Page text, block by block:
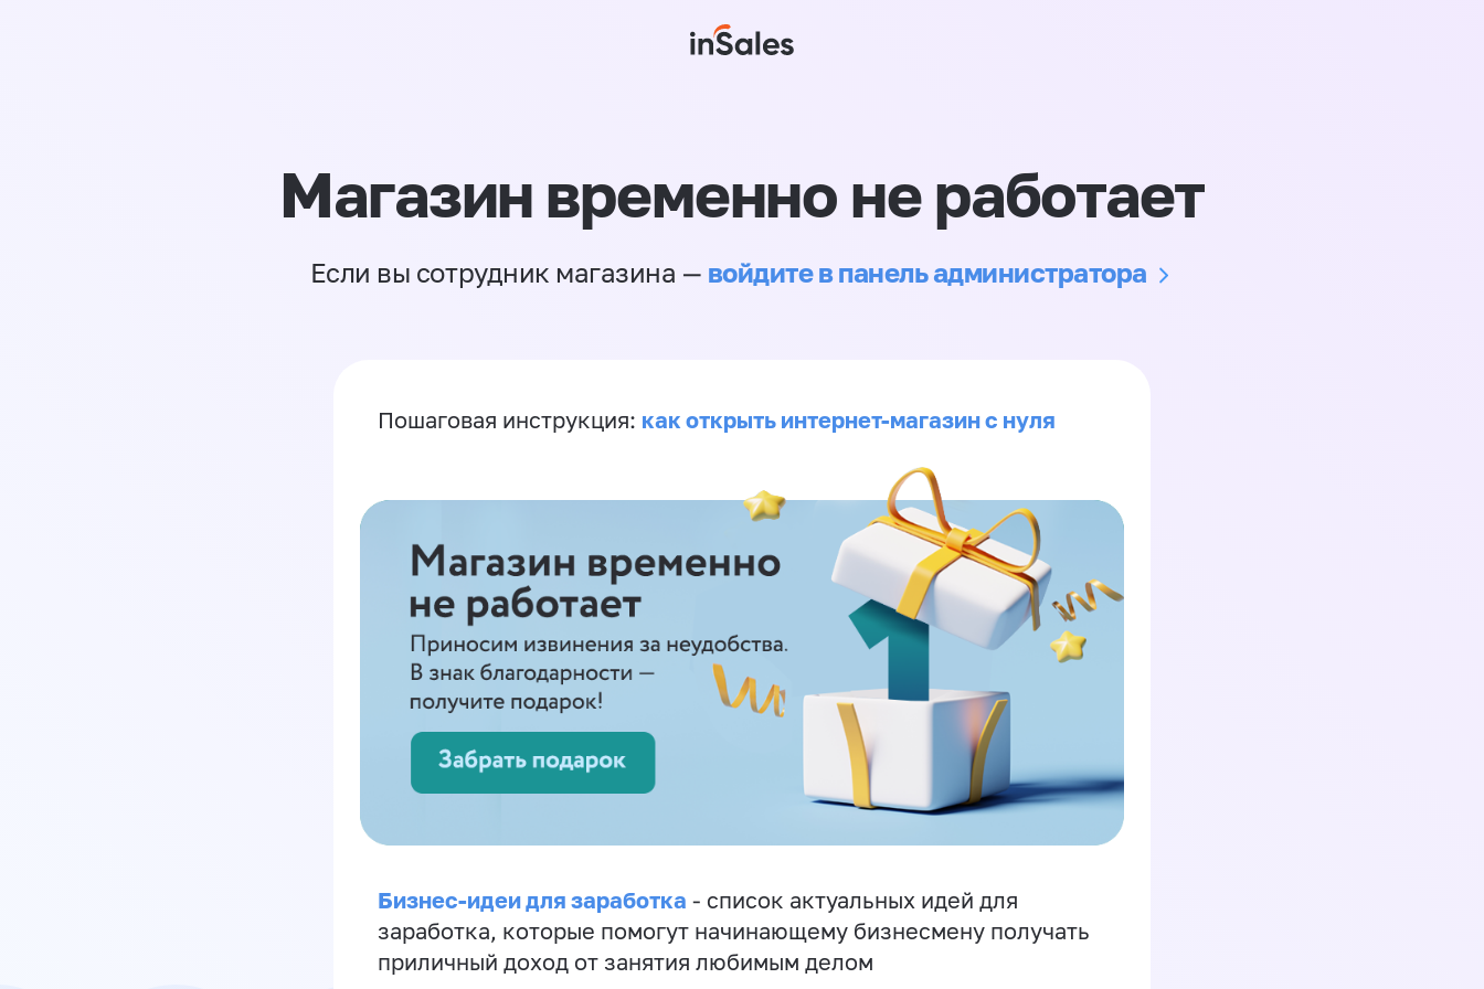
Магазин временно не работает
Если вы сотрудник магазина — войдите в панель администратора
Пошаговая инструкция: как открыть интернет-магазин с нуля
Бизнес-идеи для заработка - список актуальных идей для
заработка, которые помогут начинающему бизнесмену получать
приличный доход от занятия любимым делом